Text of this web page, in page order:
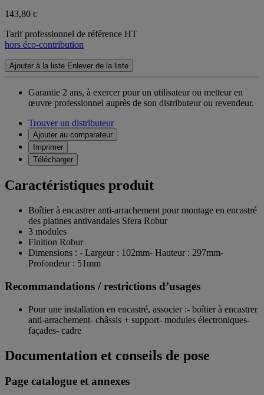
143,80 €
Tarif professionnel de référence HT
hors éco-contribution
Ajouter à la liste Enlever de la liste
Garantie 2 ans, à exercer pour un utilisateur ou metteur en
œuvre professionnel auprès de son distributeur ou revendeur.
Trouver un distributeur
Ajouter au comparateur
Imprimer
Télécharger
Caractéristiques produit
Boîtier à encastrer anti-arrachement pour montage en encastré
des platines antivandales Sfera Robur
3 modules
Finition Robur
Dimensions : - Largeur : 102mm- Hauteur : 297mm-
Profondeur : 51mm
Recommandations / restrictions d’usages
Pour une installation en encastré, associer :- boîtier à encastrer
anti-arrachement- châssis + support- modules électroniques-
façades- cadre
Documentation et conseils de pose
Page catalogue et annexes